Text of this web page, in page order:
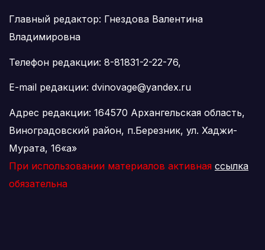
Главный редактор: Гнездова Валентина
Владимировна
Телефон редакции: 8-81831-2-22-76,
E-mail редакции: dvinovage@yandex.ru
Адрес редакции: 164570 Архангельская область,
Виноградовский район, п.Березник, ул. Хаджи-
Мурата, 16«а»
При использовании материалов активная ссылка
обязательна